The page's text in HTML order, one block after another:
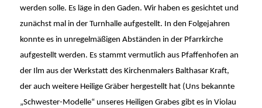
werden solle. Es läge in den Gaden. Wir haben es gesichtet und
zunächst mal in der Turnhalle aufgestellt. In den Folgejahren
konnte es in unregelmäßigen Abständen in der Pfarrkirche
aufgestellt werden. Es stammt vermutlich aus Pfaffenhofen an
der Ilm aus der Werkstatt des Kirchenmalers Balthasar Kraft,
der auch weitere Heilige Gräber hergestellt hat (Uns bekannte
„Schwester-Modelle“ unseres Heiligen Grabes gibt es in Violau